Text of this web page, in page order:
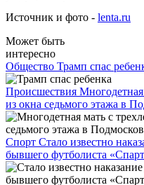
Источник и фото - lenta.ru
Может быть
интересно
Общество Трамп спас
Происшествия
из окна седьмого этажа в
Спорт Стало известно
бывшего футболиста